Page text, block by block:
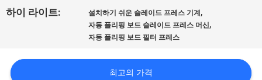
학
하이 라이트: 설치하기 쉬운 슬레이드 프레스 기계 ,
자동 플리핑 보드 슬레이드 프레스 머신,
자동 플리핑 보드 필터 프레스
최고의 가격